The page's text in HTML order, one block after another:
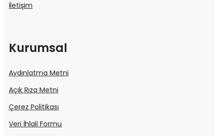
İletişim
Kurumsal
Aydınlatma Metni
Açık Rıza Metni
Çerez Politikası
Veri İhlali Formu